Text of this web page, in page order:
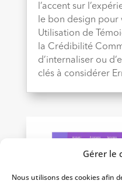
Gérer le
Nous utilisons des cookies afin
l’accent sur
le bon design pour
Utilisation de
la Crédibilité
d’internaliser ou
clés à considérer